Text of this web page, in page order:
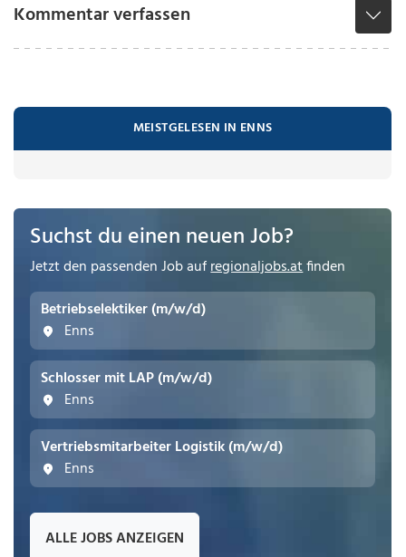
Kommentar verfassen
MEISTGELESEN IN ENNS
Suchst du einen neuen Job?
Jetzt den passenden Job aufregionaljobs.atfinden
Betriebselektiker (m/w/d)
Enns
Schlosser mit LAP (m/w/d)
Enns
Vertriebsmitarbeiter Logistik (m/w/d)
Enns
ALLE JOBS ANZEIGEN